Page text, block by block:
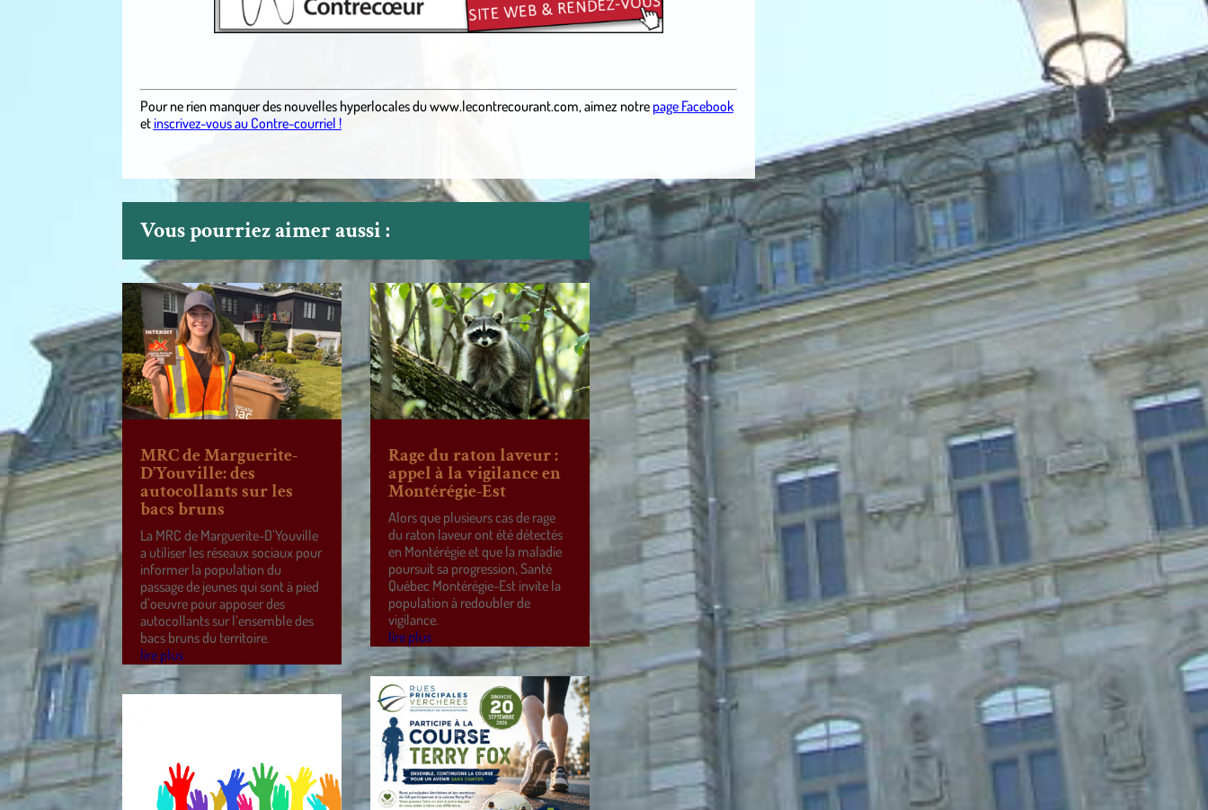
Pour ne rien manquer des nouvelles hyperlocalesduwww.lecontrecourant.com, aimez notre page Facebook
etinscrivez-vous au Contre-courriel !
Vous pourriez aimer aussi :
MRC de Marguerite-
D’Youville: des
autocollants sur les
bacs bruns
La MRC de Marguerite-D’Youville
a utiliser les réseaux sociaux pour
informer la population du
passage de jeunes qui sont à pied
d’oeuvre pour apposer des
autocollants sur l’ensemble des
bacs bruns du territoire.
lire plus
Rage du raton laveur :
appel à la vigilance en
Montérégie-Est
Alors que plusieurs cas de rage
du raton laveur ont été détectés
en Montérégie et que la maladie
poursuit sa progression, Santé
Québec Montérégie-Est invite la
population à redoubler de
vigilance.
lire plus